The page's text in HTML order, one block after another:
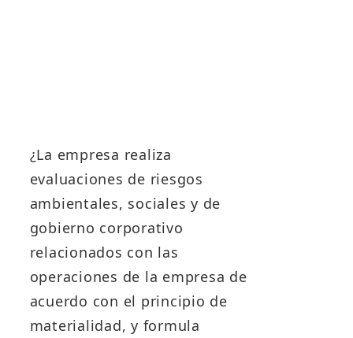
¿La empresa realiza
evaluaciones de riesgos
ambientales, sociales y de
gobierno corporativo
relacionados con las
operaciones de la empresa de
acuerdo con el principio de
materialidad, y formula